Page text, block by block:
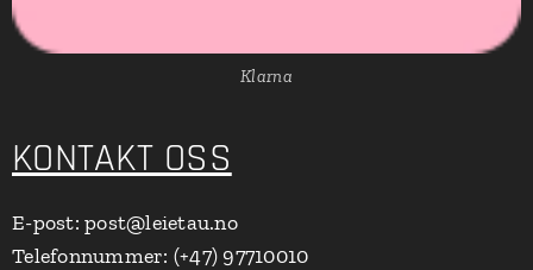
Klarna
KONTAKT OSS
E-post: post@leietau.no
Telefonnummer: (+47) 97710010